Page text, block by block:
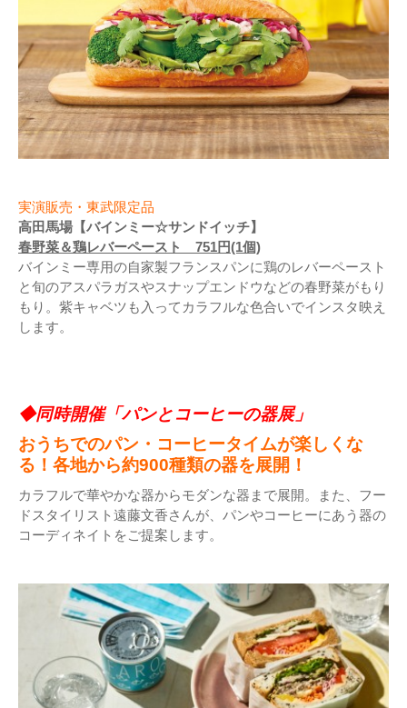
実演販売・東武限定品
高田馬場【バインミー☆サンドイッチ】
春野菜＆鶏レバーペースト 751円(1個)
バインミー専用の自家製フランスパンに鶏のレバーペースト
と旬のアスパラガスやスナップエンドウなどの春野菜がもり
もり。紫キャベツも入ってカラフルな色合いでインスタ映え
します。
◆同時開催「パンとコーヒーの器展」
おうちでのパン・コーヒータイムが楽しくな
る！各地から約900種類の器を展開！
カラフルで華やかな器からモダンな器まで展開。また、フー
ドスタイリスト遠藤文香さんが、パンやコーヒーにあう器の
コーディネイトをご提案します。